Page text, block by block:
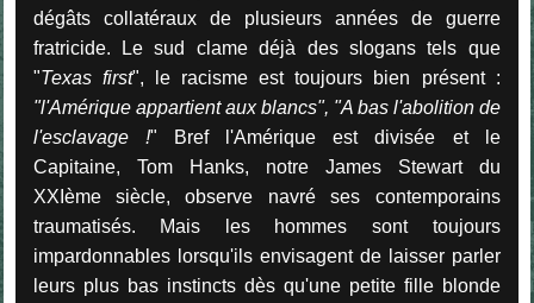
dégâts collatéraux de plusieurs années de guerre
fratricide. Le sud clame déjà des slogans tels que
"Texas first", le racisme est toujours bien présent :
"l'Amérique appartient aux blancs", "A bas l'abolition de
l'esclavage !" Bref l'Amérique est divisée et le
Capitaine, Tom Hanks, notre James Stewart du
XXIème siècle, observe navré ses contemporains
traumatisés. Mais les hommes sont toujours
impardonnables lorsqu'ils envisagent de laisser parler
leurs plus bas instincts dès qu'une petite fille blonde